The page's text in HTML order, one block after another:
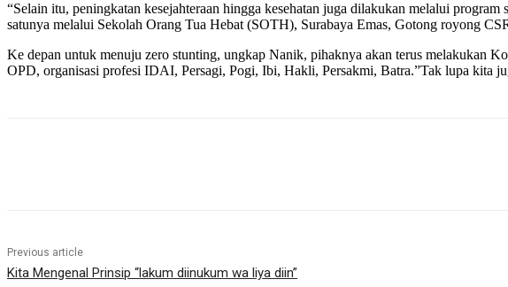
“Selain itu, peningkatan kesejahteraan hingga kesehatan juga dilakukan melalui
satunya melalui Sekolah Orang Tua Hebat (SOTH), Surabaya Emas, Gotong royong
Ke depan untuk menuju zero stunting, ungkap Nanik, pihaknya akan terus melakukan
OPD, organisasi profesi IDAI, Persagi, Pogi, Ibi, Hakli, Persakmi, Batra.”Tak lupa kita
Previous article
Kita Mengenal Prinsip “lakum diinukum wa liya diin”